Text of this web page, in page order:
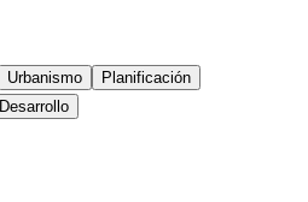
Urbanismo
Planificación
Desarrollo